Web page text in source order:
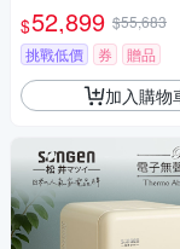
$52,899 $55,683
挑戰低價
券 贈品
加入購物